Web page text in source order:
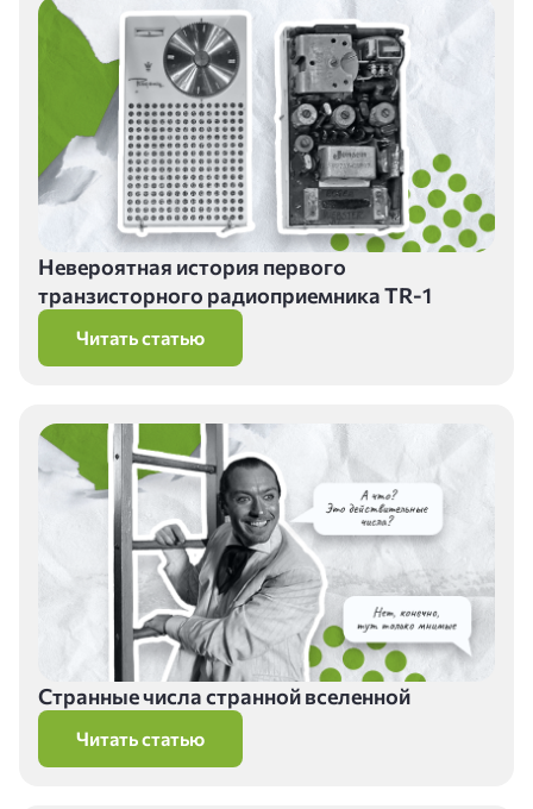
Невероятная история первого
транзисторного радиоприемника TR-1
Читать статью
Странные числа странной вселенной
Читать статью